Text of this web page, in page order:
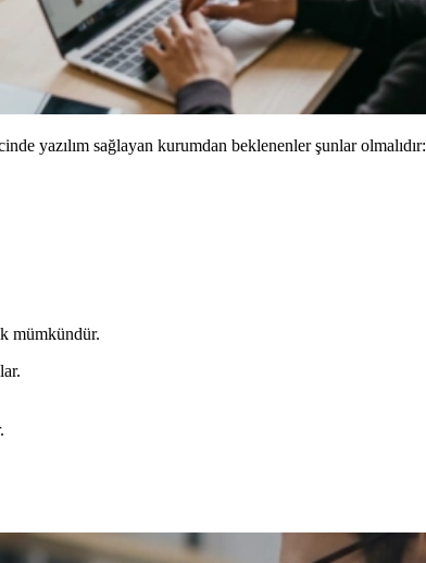
yazılım sağlayan kurumdan beklenenler şunlar olmalıdır:
mümkündür.